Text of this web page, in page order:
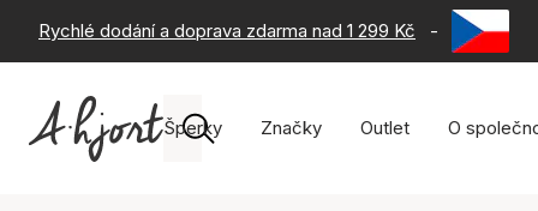
Rychlé dodání a doprava zdarma nad 1 299 Kč - 60 dní
Šperky Značky Outlet O